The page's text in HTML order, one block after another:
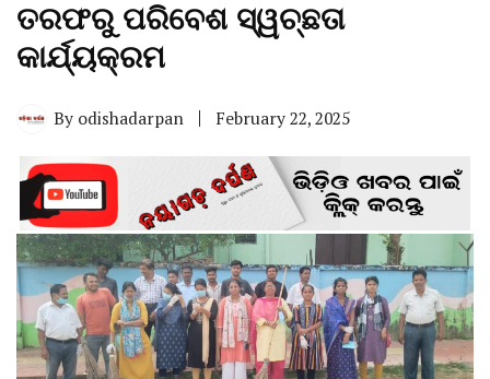
ତରଫରୁ ପରିବେଶ ସ୍ୱଚ୍ଛତା
କାର୍ଯ୍ୟକ୍ରମ
By odishadarpan February 22, 2025